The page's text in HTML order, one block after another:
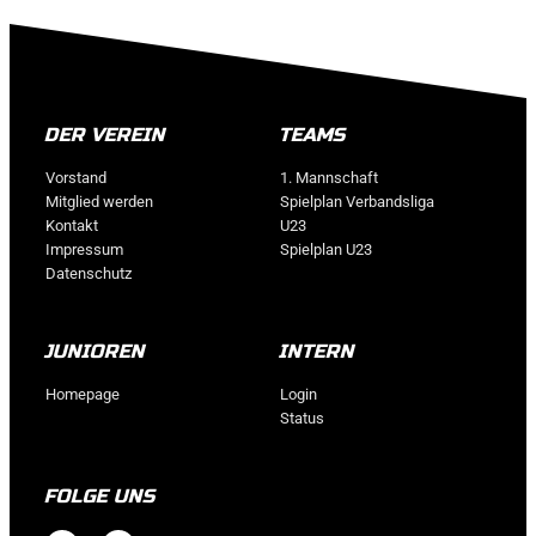
DER VEREIN
Vorstand
Mitglied werden
Kontakt
Impressum
Datenschutz
TEAMS
1. Mannschaft
Spielplan Verbandsliga
U23
Spielplan U23
JUNIOREN
Homepage
INTERN
Login
Status
FOLGE UNS